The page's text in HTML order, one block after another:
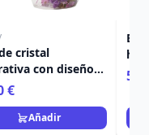
cristal
con diseño
Enredados de
€
Añadir